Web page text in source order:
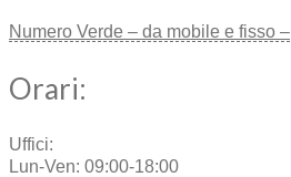
Numero Verde – da mobile e fisso –
Orari:
Uffici:
Lun-Ven: 09:00-18:00